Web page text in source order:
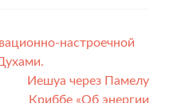
настроечной
Иешуа через Памелу
Криббе «Об энергии